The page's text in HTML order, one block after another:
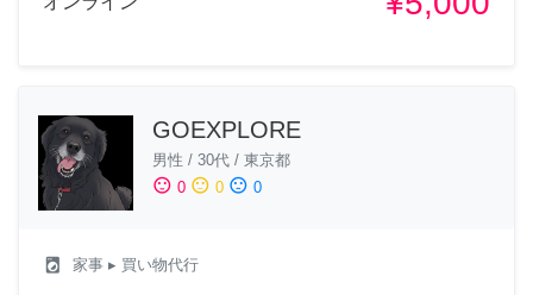
GOEXPLORE
男性 / 30代 / 東京都
sentiment_satisfied 0 sentiment_neutral 0 sentiment_dissatisfied 0
local_laundry_service 家事 ▸ 買い物代行